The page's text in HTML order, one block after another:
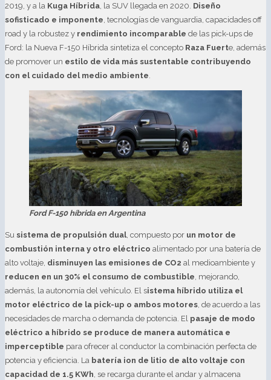
2019, y a la Kuga Híbrida , la SUV llegada en 2020. Diseño
sofisticado e imponente , tecnologías de vanguardia, capacidades off
road y la robustez y rendimiento incomparable de las pick-ups de
Ford: la Nueva F-150 Híbrida sintetiza el concepto Raza Fuerte, además
de promover un estilo de vida más sustentable contribuyendo
con el cuidado del medio ambiente
Ford F-150 híbrida en Argentina
Su sistema de propulsión dual, compuesto por un motor de
combustión interna y otro eléctrico alimentado por una batería de
alto voltaje, disminuyen las emisiones de CO2 al medioambiente y
reducen en un 30% el consumo de combustible, mejorando,
además, la autonomía del vehículo. El sistema híbrido utiliza el
motor eléctrico de la pick-up o ambos motores, de acuerdo a las
necesidades de marcha o demanda de potencia. El pasaje de modo
eléctrico a híbrido se produce de manera automática e
imperceptible para ofrecer al conductor la combinación perfecta de
potencia y eficiencia. La batería ion de litio de alto voltaje con
capacidad de 1.5 KWh, se recarga durante el andar y almacena